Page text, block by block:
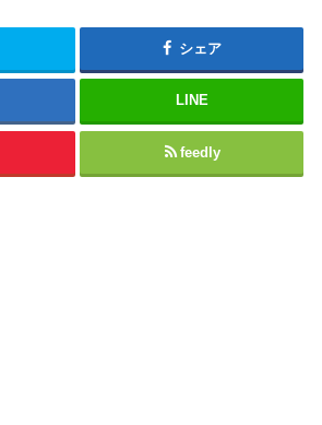
シェア
LINE
feedly